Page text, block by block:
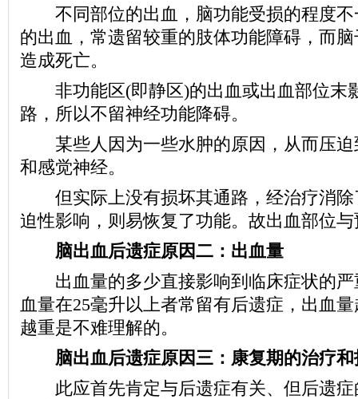
不同部位的出血，脑功能受损的程度不
的出血，常遗留较重的肢体功能障碍，而
造成死亡。
非功能区(即静区)的出血或出血部位末
路，所以不留神经功能降碍。
某些人因为一些水肿的原因，从而压迫
和感觉神经。
但实际上没有损坏其通路，经治疗消除
迫性影响，则易恢复了功能。故出血部位
脑出血后遗症原因二：出血量
出血量的多少直接影响到临床症状的严
血量在25毫升以上者常留有后遗症，出血
越重是不难理解的。
脑出血后遗症原因三：康复期的治疗和
此应首先肯定与后遗症有关、但后遗症